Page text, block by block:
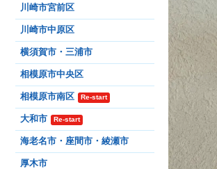
川崎市宮前区
川崎市中原区
横須賀市・三浦市
相模原市中央区
相模原市南区 Re-start
大和市 Re-start
海老名市・座間市・綾瀬市
厚木市